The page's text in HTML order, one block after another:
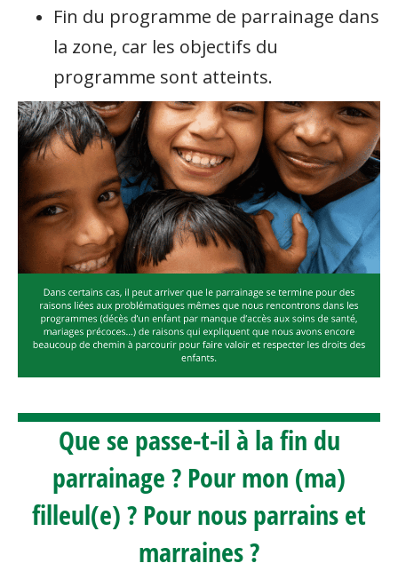
Fin du programme de parrainage dans
la zone, car les objectifs du
programme sont atteints.
Que se passe-t-il à la fin du
parrainage ? Pour mon (ma)
filleul(e) ? Pour nous parrains et
marraines ?